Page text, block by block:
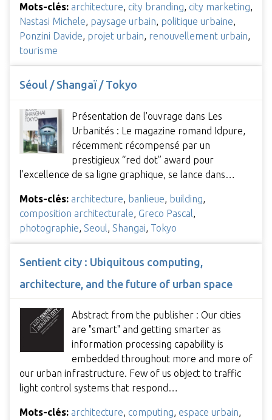
Mots-clés: architecture, city branding, city marketing,
Nastasi Michele, paysage urbain, politique urbaine,
Ponzini Davide, projet urbain, renouvellement urbain,
tourisme
Séoul / Shangaï / Tokyo
Présentation de l'ouvrage dans Les
Urbanités : Le magazine romand Idpure,
récemment récompensé par un
prestigieux “red dot” award pour
l’excellence de sa ligne graphique, se lance dans…
Mots-clés: architecture banlieue building
composition architecturale Greco Pascal
photographie Seoul Shangai Tokyo
Sentient city : Ubiquitous computing,
architecture, and the future of urban space
Abstract from the publisher : Our cities
are "smart" and getting smarter as
information processing capability is
embedded throughout more and more of
our urban infrastructure. Few of us object to traffic
light control systems that respond…
Mots-clés: architecture, computing, espace urbain,